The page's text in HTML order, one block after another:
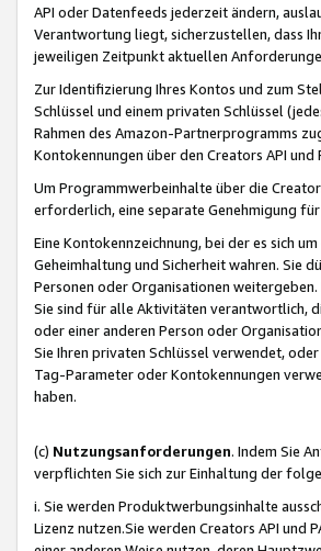
API oder Datenfeeds jederzeit ändern,
Verantwortung liegt, sicherzustellen, dass
jeweiligen Zeitpunkt aktuellen
Zur Identifizierung Ihres Kontos und zum
Schlüssel und einem privaten Schlüssel
Rahmen des Amazon-Partnerprogramms
Kontokennungen über den Creators API
Um Programmwerbeinhalte über die
erforderlich, eine separate Genehmigung
Eine Kontokennzeichnung, bei der es sich
Geheimhaltung und Sicherheit wahren. Sie
Personen oder Organisationen
Sie sind für alle Aktivitäten verantwortlich,
oder einer anderen Person oder
Sie Ihren privaten Schlüssel verwendet,
Tag-Parameter oder Kontokennungen
haben.
(c) Nutzungsanforderungen. Indem Sie
verpflichten Sie sich zur Einhaltung der
i. Sie werden Produktwerbungsinhalte
Lizenz nutzen.Sie werden Creators API und